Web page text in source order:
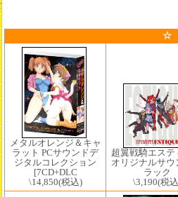
☆
メタルオレンジ＆キャ
ラット PCサウンドデ
ジタルコレクション
[7CD+DLC
\14,850(税込)
超翼戦騎エステ
オリジナルサウ
ラック
\3,190(税